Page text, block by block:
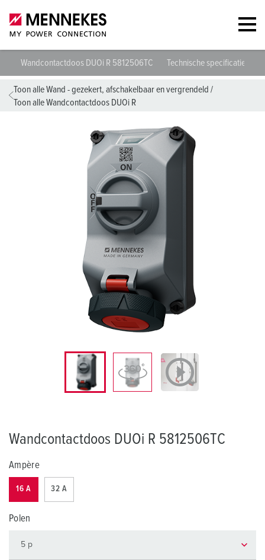
Wandcontactdoos DUOi R 5812506TC Technische specificaties
Toon alle Wand - gezekert, afschakelbaar en vergrendeld /
Toon alle Wandcontactdoos DUOi R
Wandcontactdoos DUOi R 5812506TC
Ampère
16 A 32 A
Polen